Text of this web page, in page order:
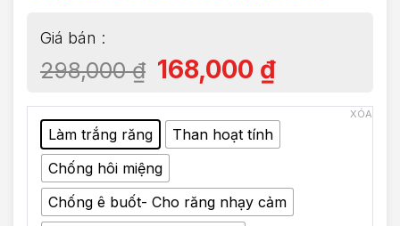
298,000₫ 168,000 ₫
Làm trắng răng
Than hoạt tính
Chống hôi miệng
Chống ê buốt- Cho răng nhạy cảm
XÓA